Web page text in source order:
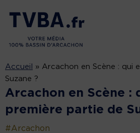
Accueil » Arcachon en Scène : qui
Suzane ?
Arcachon en Scène :
première partie de
#Arcachon